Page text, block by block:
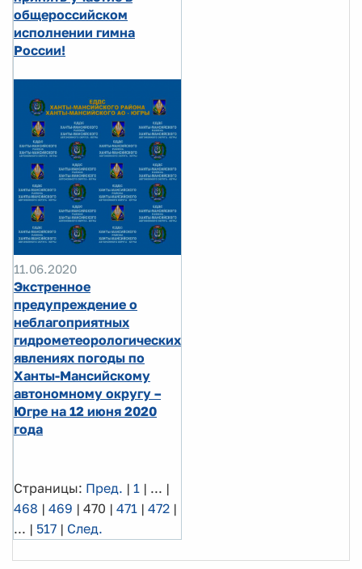
общероссийском
исполнении гимна
России!
11.06.2020
Экстренное
предупреждение о
неблагоприятных
гидрометеорологических
явлениях погоды по
Ханты-Мансийскому
автономному округу –
Югре на 12 июня 2020
года
Страницы: Пред. | 1 | ... |
468 | 469 | 470 | 471 | 472 |
... | 517 | След.